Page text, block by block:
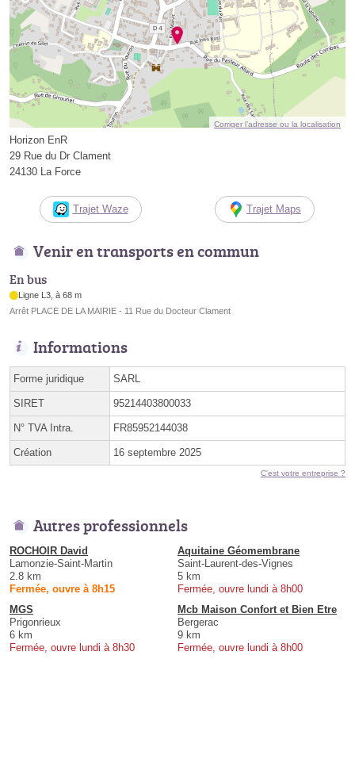
Corriger l’adresse ou la localisation
Horizon EnR
29 Rue du Dr Clament
24130 La Force
Trajet Waze Trajet Maps
Venir en transports en commun
En bus
Ligne L3, à 68 m
Arrêt PLACE DE LA MAIRIE - 11 Rue du Docteur Clament
Informations
Forme juridique SARL
SIRET 95214403800033
N° TVA Intra. FR85952144038
Création 16 septembre 2025
C'est votre entreprise ?
Autres professionnels
ROCHOIR David
Lamonzie-Saint-Martin
2.8 km
Fermée, ouvre à 8h15
Aquitaine Géomembrane
Saint-Laurent-des-Vignes
5 km
Fermée, ouvre lundi à 8h00
MGS
Prigonrieux
6 km
Fermée, ouvre lundi à 8h30
Mcb Maison Confort et Bien Etre
Bergerac
9 km
Fermée, ouvre lundi à 8h00